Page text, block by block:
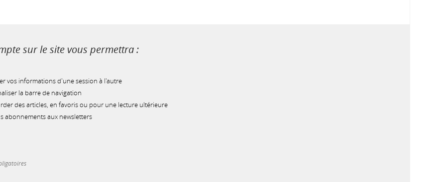
sur le site vous permettra :
vos informations d'une session à l'autre
la barre de navigation
des articles, en favoris ou pour une lecture ultérieure
abonnements aux newsletters